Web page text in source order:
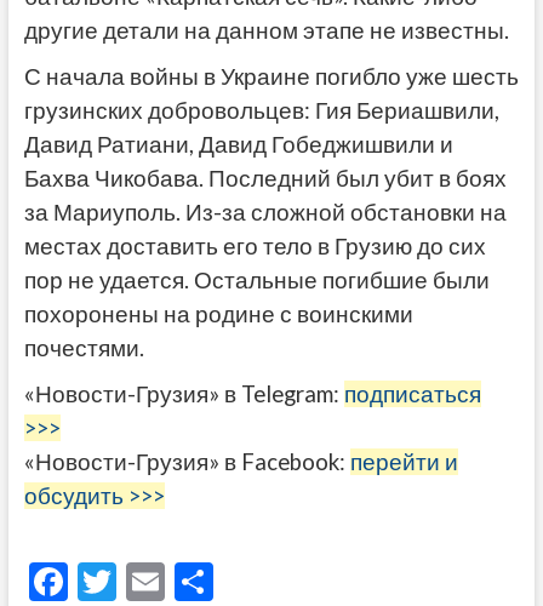
другие детали на данном этапе не известны.
С начала войны в Украине погибло уже шесть
грузинских добровольцев: Гия Бериашвили,
Давид Ратиани, Давид Гобеджишвили и
Бахва Чикобава. Последний был убит в боях
за Мариуполь. Из-за сложной обстановки на
местах доставить его тело в Грузию до сих
пор не удается. Остальные погибшие были
похоронены на родине с воинскими
почестями.
«Новости-Грузия» в Telegram: подписаться
>>>
«Новости-Грузия» в Facebook: перейти и
обсудить >>>
F T E О